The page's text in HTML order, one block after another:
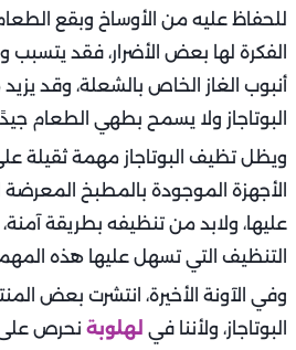
للحفاظ عليه من الأوساخ وبقع الطعام
الفكرة لها بعض الأضرار، فقد
أنبوب الغاز الخاص بالشعلة، وقد
البوتاجاز ولا يسمح بطهي الطعام
ويظل تظيف البوتاجاز مهمة ثقيلة
الأجهزة الموجودة بالمطبخ المعرضة
عليها، ولابد من تنظيفه بطريقة
التنظيف التي تسهل عليها هذه
وفي الآونة الأخيرة، انتشرت بعض
البوتاجاز، ولأننا في لهلوبة نحرص على